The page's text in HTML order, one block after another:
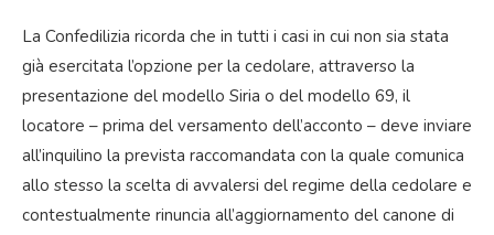
La Confedilizia ricorda che in tutti i casi in cui non sia stata
già esercitata l’opzione per la cedolare, attraverso la
presentazione del modello Siria o del modello 69, il
locatore – prima del versamento dell’acconto – deve inviare
all’inquilino la prevista raccomandata con la quale comunica
allo stesso la scelta di avvalersi del regime della cedolare e
contestualmente rinuncia all’aggiornamento del canone di